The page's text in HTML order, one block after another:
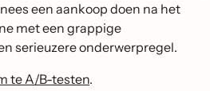
een aankoop doen na het
met een grappige
serieuzere onderwerpregel.
te A/B-testen.